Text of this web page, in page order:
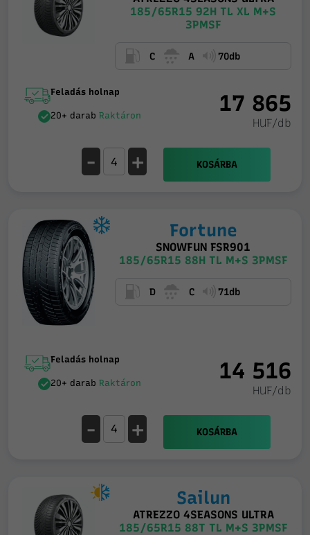
185/65R15 92H TL XL M+S
3PMSF
C A 70db
Feladás holnap
20+ darabRaktáron 17 865
HUF/db
- + KOSÁRBA
Fortune
SNOWFUN FSR901
185/65R15 88H TL M+S 3PMSF
D C 71db
Feladás holnap
20+ darabRaktáron 14 516
HUF/db
- + KOSÁRBA
Sailun
ATREZZO 4SEASONS ULTRA
185/65R15 88T TL M+S 3PMSF